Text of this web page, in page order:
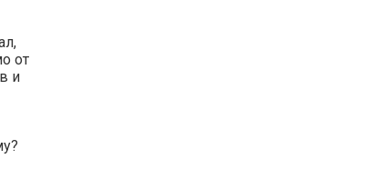
от
и